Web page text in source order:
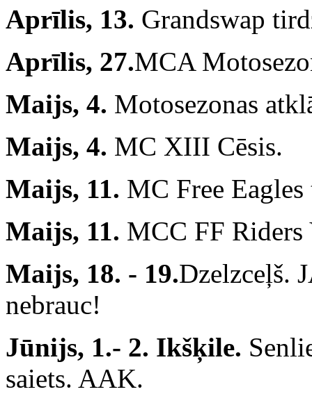
Aprīlis, 13. Grandswap
Aprīlis, 27.MCA
Maijs, 4. Motosezonas
Maijs, 4. MC XIII Cēsis.
Maijs, 11. MC Free Eagles
Maijs, 11. MCC FF Riders
Maijs, 18. - 19.Dzelzceļš.
nebrauc!
Jūnijs, 1.- 2. Ikšķile.
saiets. AAK.